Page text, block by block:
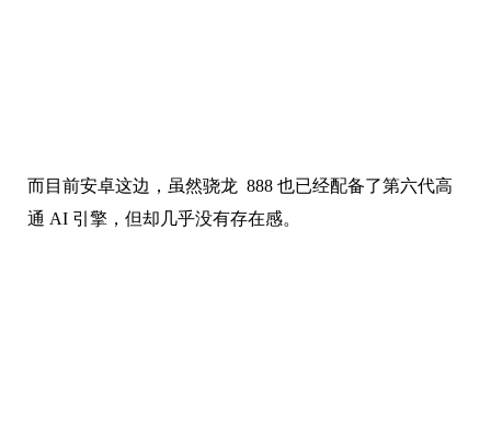
而目前安卓这边，虽然骁龙 888 也已经配备了第六代高